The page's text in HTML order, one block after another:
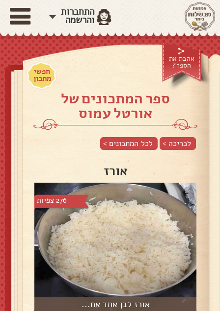
התחברות
והרשמה
אהבת את
הספר?
חפשי
מתכון
ספר המתכונים של
אורטל עמוס
לכריכה > לכל המתכונים >
אורז
276 צפיות
אורז לבן אחד אח...